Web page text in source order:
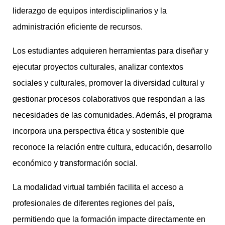
liderazgo de equipos interdisciplinarios y la
administración eficiente de recursos.
Los estudiantes adquieren herramientas para diseñar y
ejecutar proyectos culturales, analizar contextos
sociales y culturales, promover la diversidad cultural y
gestionar procesos colaborativos que respondan a las
necesidades de las comunidades. Además, el programa
incorpora una perspectiva ética y sostenible que
reconoce la relación entre cultura, educación, desarrollo
económico y transformación social.
La modalidad virtual también facilita el acceso a
profesionales de diferentes regiones del país,
permitiendo que la formación impacte directamente en